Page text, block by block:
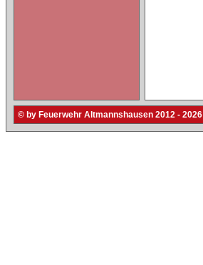
© by Feuerwehr Altmannshausen 2012 - 2026